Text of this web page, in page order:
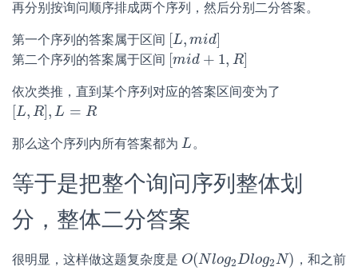
再分别按询问顺序排成两个序列，然后分别二分答案。
第一个序列的答案属于区间 [L, mid]
[L,mid]
第二个序列的答案属于区间 [mid + 1, R]
[mid+ 1,R]
依次类推，直到某个序列对应的答案区间变为了
[L, R], L = R
[L,R], L =R
那么这个序列内所有答案都为 L
L 。
等于是把整个询问序列整体划
分，整体二分答案
很明显，这样做这题复杂度是 O(Nlog2Dlog2N)
O(Nlog2Dlog2N)
，和之前